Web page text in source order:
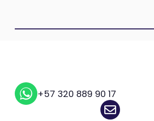
+57 320 889 90 17